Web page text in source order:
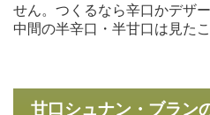
せん。つくるなら辛口かデザ
中間の半辛口・半甘口は見た
甘口シュナン・ブラン